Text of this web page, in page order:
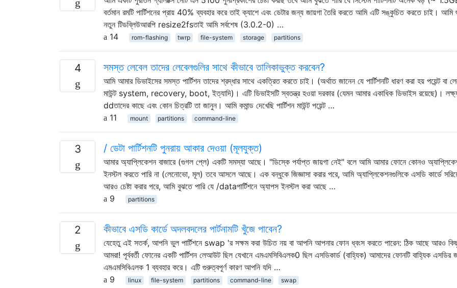
বর্তমান রমটি পার্টিশনের প্রায় 40% ব্যবহার করে তাই ক্যাশে এবং ডেটার জন্য জায়গা তৈরি করতে আমি এটি সঙ্কুচিত করতে চাই। আমি
নতুন টিডব্লিউআরপি resize2fsতাই আমি সর্বশেষ (3.0.2-0) …
14
rom-flashing twrp file-system storage partitions
4 সমস্ত লেবেল তাদের লেবেলগুলির সাথে কীভাবে তালিকাভুক্ত করবেন?
আমি আমার ডিভাইসের সমস্ত পার্টিশন তাদের শ্রদ্ধার সাথে একত্রিত করতে চাই। (অর্থাত জানেন যে পার্টিশনটি ধারণ করা হয় পয়েন্ট বা
মাউন্ট system, recovery, boot, ইত্যাদি)। এটি ডিভাইসটি স্বতন্ত্র হওয়া দরকার (যেমন আমার একাধিক ডিভাইস রয়েছে)।
ddতাদের কাছে এবং কোন চিত্রটি তা জানুন। আমি কমান্ড দেখেছি পার্টিশন মাউন্ট পয়েন্ট …
11
mount partitions command-line
3 / ডেটা পার্টিশনটি পুনরায় আকার দেওয়া (মূলযুক্ত)
আমার অ্যাপ্লিকেশন বাজারে (গুগল প্লে) একটি সমস্যা আছে। "ডিস্কে পর্যাপ্ত জায়গা নেই" বলে আমি আমার ফোনে কোনও
ইনস্টল করতে পারি না (লেনোভো, মূল) তবে আসলে আছে। এক বন্ধুকে জিজ্ঞাসা করার পরে, আমি অ্যাপ্লিকেশনগুলিকে এসডি কার্ডে
আরও চেষ্টা করার পরে, আমি বুঝতে পারি যে /dataপার্টিশনে অ্যাপস ইনস্টল করা আছে …
9
partitions
2 কীভাবে এসডি কার্ডে অদলবদলের পার্টনামটি খুঁজে পাবেন?
যেহেতু এই সতর্ক, আপনি ভুল পার্টিশনে swap 'র সক্ষম করা উচিত নয় বা আপনি আপনার ফোন ধ্বংস করতে পারেন: ঠিক আছে আরও
আমরা! পূর্ববর্তী ফোনের একটি পার্টিশন লেআউট ছিল যেখানে এমএমসিবিএলক0 ছিল এসডিকার্ড (বাহ্যিক) আমাদের ফোনটি বাহ্যিক এসডির
এমএমসিবিএলক 1 ব্যবহার করে। এটি গুরুত্বপূর্ণ কারণ আপনি যদি …
9
linux file-system partitions command-line swap